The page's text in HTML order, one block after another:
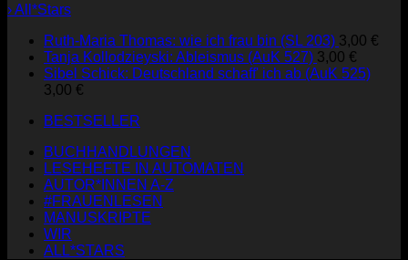
› All*Stars
Ruth-Maria Thomas: wie ich frau bin (SL 203) 3,00 €
Tanja Kollodzieyski: Ableismus (AuK 527) 3,00 €
Sibel Schick: Deutschland schaff' ich ab (AuK 525)
3,00 €
BESTSELLER
BUCHHANDLUNGEN
LESEHEFTE IN AUTOMATEN
AUTOR*INNEN A-Z
#FRAUENLESEN
MANUSKRIPTE
WIR
ALL*STARS